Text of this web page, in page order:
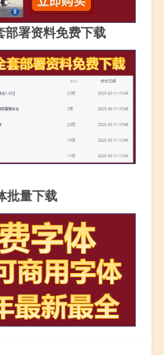
署资料免费下载
批量下载